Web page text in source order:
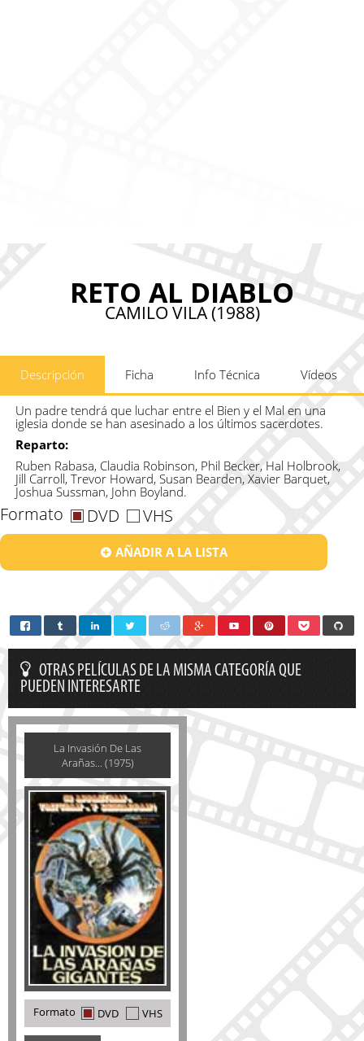
RETO AL DIABLO
CAMILO VILA (1988)
Descripción Ficha Info Técnica Vídeos
Un padre tendrá que luchar entre el Bien y el Mal en una
iglesia donde se han asesinado a los últimos sacerdotes.
Reparto:
Ruben Rabasa, Claudia Robinson, Phil Becker, Hal Holbrook,
Jill Carroll, Trevor Howard, Susan Bearden, Xavier Barquet,
Joshua Sussman, John Boyland.
Formato DVD VHS
AÑADIR A LA LISTA
OTRAS PELÍCULAS DE LA MISMA CATEGORÍA QUE
PUEDEN INTERESARTE
La Invasión De Las
Arañas... (1975)
Formato DVD VHS